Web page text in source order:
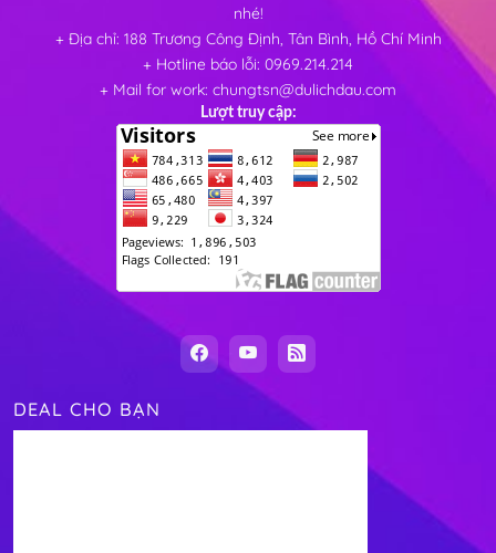
nhé!
+ Địa chỉ: 188 Trương Công Định, Tân Bình, Hồ Chí Minh
+ Hotline báo lỗi: 0969.214.214
+ Mail for work: chungtsn@dulichdau.com
Lượt truy cập:
DEAL CHO BẠN